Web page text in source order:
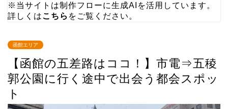
※当サイトは制作フローに生成AIを活用しています。
詳しくはこちら をご覧ください。
函館エリア
【函館の五差路はココ！】市電⇒五稜
郭公園に行く途中で出会う都会スポッ
ト